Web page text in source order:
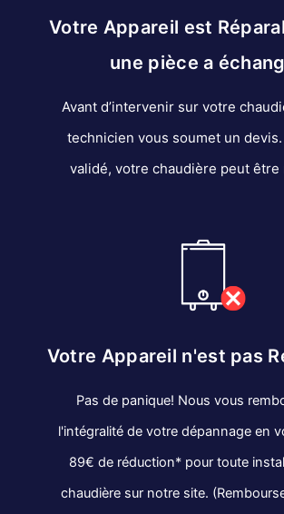
Votre Appareil est
une pièce a
Avant d’intervenir sur votre
technicien vous soumet un
validé, votre chaudière peut être
Votre Appareil n'est pas
Pas de panique! Nous vous
l'intégralité de votre dépannage en
89€ de réduction* pour toute
chaudière sur notre site.